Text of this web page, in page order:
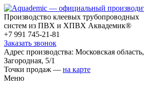
Производство клеевых трубопроводных
систем из ПВХ и ХПВХ Аквадемик®
+7 991 745-21-81
Заказать звонок
Адрес производства: Московская
Загородная, 5/1
Точки продаж — на карте
Меню